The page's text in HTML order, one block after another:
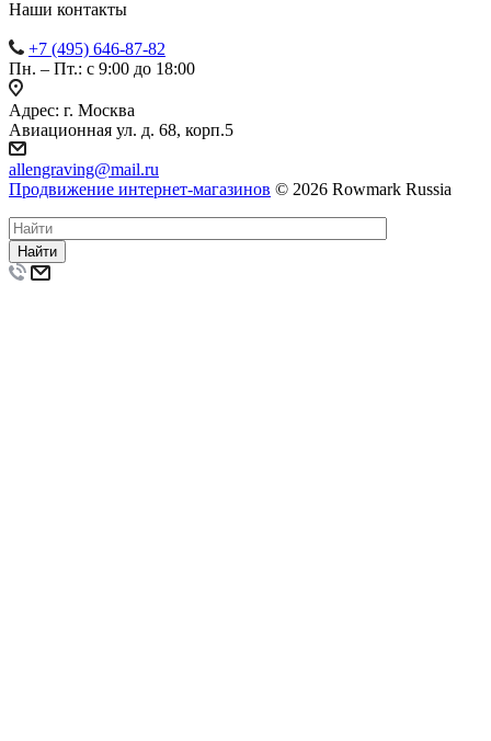
Наши контакты
+7 (495) 646-87-82
Пн. – Пт.: с 9:00 до 18:00
Адрес: г. Москва
Авиационная ул. д. 68, корп.5
allengraving@mail.ru
Продвижение интернет-магазинов © 2026 Rowmark Russia
Найти